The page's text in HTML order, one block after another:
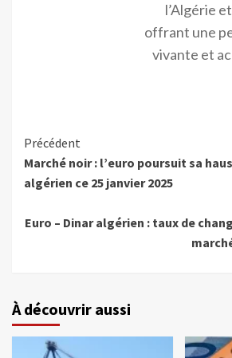
l’Algérie
offrant une
vivante et
Précédent
Marché noir : l’euro poursuit sa
algérien ce 25 janvier 2025
Euro – Dinar algérien : taux de
À découvrir aussi